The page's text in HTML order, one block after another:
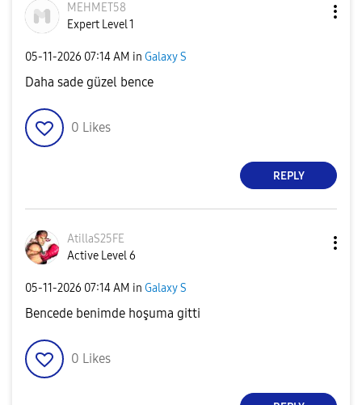
MEHMET58
Expert Level 1
‎05-11-2026 07:14 AM in Galaxy S
Daha sade güzel bence
0 Likes
REPLY
AtillaS25FE
Active Level 6
‎05-11-2026 07:14 AM in Galaxy S
Bencede benimde hoşuma gitti
0 Likes